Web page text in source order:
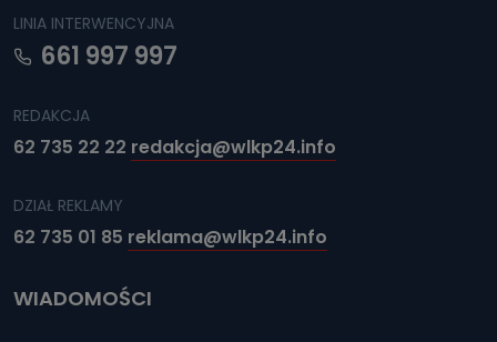
LINIA INTERWENCYJNA
661 997 997
REDAKCJA
62 735 22 22 redakcja@wlkp24.info
DZIAŁ REKLAMY
62 735 01 85 reklama@wlkp24.info
WIADOMOŚCI